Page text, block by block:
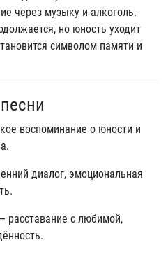
через музыку и алкоголь.
но юность уходит
символом памяти и
воспоминание о юности и
диалог, эмоциональная
расставание с любимой,